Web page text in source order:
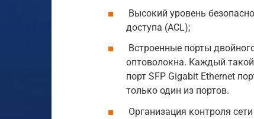
Высокий уровень
доступа (ACL);
Встроенные порты
оптоволокна. Каждый
порт SFP Gigabit Ethernet
только один из портов.
Организация контроля